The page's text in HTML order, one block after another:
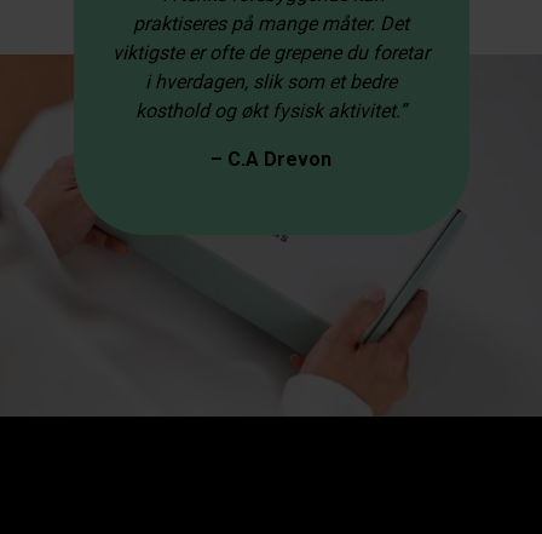
praktiseres på mange måter. Det
viktigste er ofte de grepene du foretar
i hverdagen, slik som et bedre
kosthold og økt fysisk aktivitet.”
– C.A Drevon